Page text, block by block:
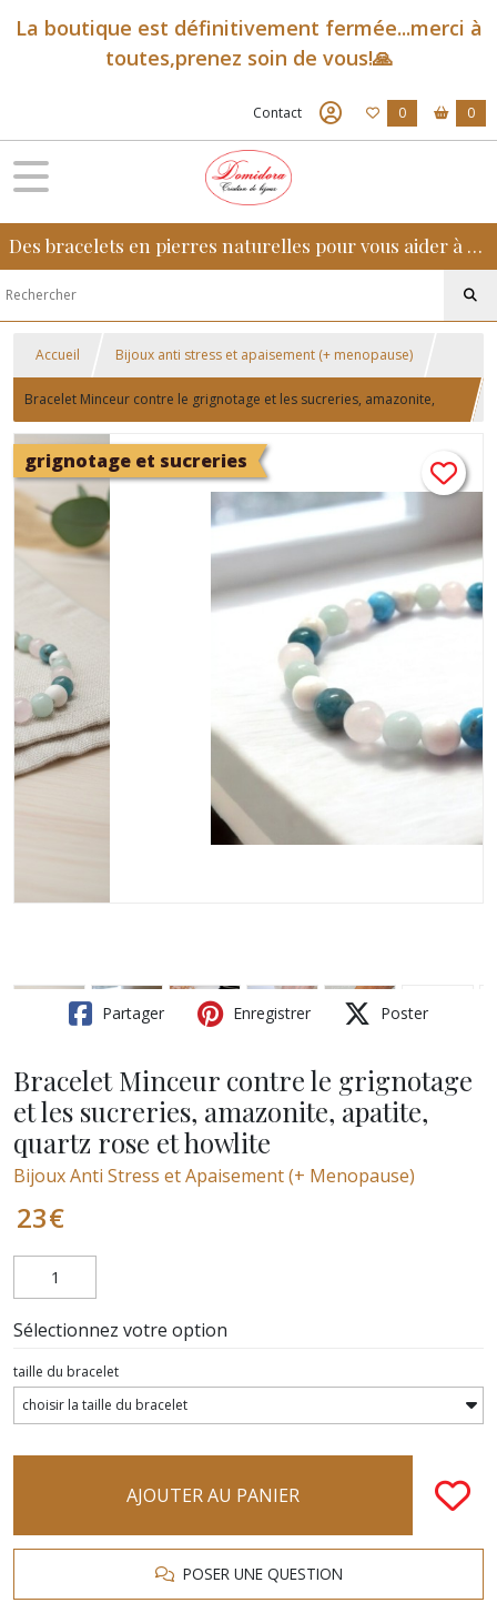
La boutique est définitivement fermée...merci à
toutes,prenez soin de vous!🙏
Contact 0 0
Des bracelets en pierres naturelles pour vous aider à retrouver sérénité, confiance et équilibre au quotidien
Accueil Bijoux anti stress et apaisement (+ menopause)
Bracelet Minceur contre le grignotage et les sucreries, amazonite,
apatite, quartz rose et howlite
grignotage et sucreries
Partager Enregistrer Poster
Bracelet Minceur contre le grignotage
et les sucreries, amazonite, apatite,
quartz rose et howlite
Bijoux Anti Stress et Apaisement (+ Menopause)
23€
Sélectionnez votre option
taille du bracelet
AJOUTER AU PANIER
POSER UNE QUESTION